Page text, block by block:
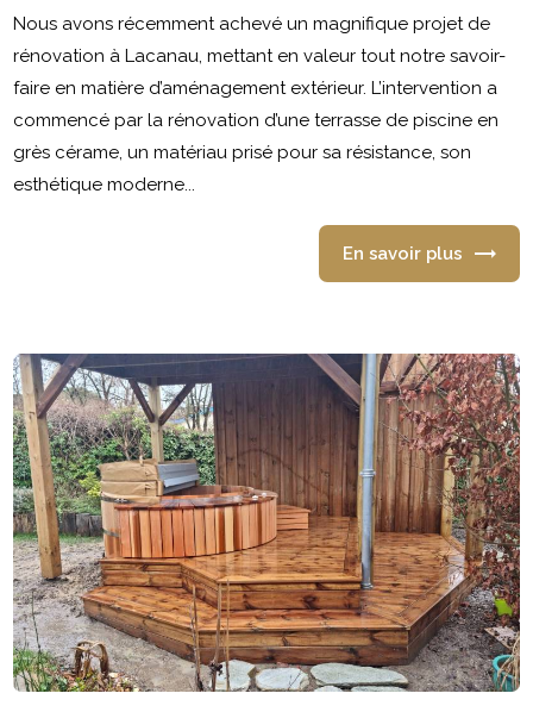
Nous avons récemment achevé un magnifique projet de
rénovation à Lacanau, mettant en valeur tout notre savoir-
faire en matière d’aménagement extérieur. L’intervention a
commencé par la rénovation d’une terrasse de piscine en
grès cérame, un matériau prisé pour sa résistance, son
esthétique moderne...
En savoir plus